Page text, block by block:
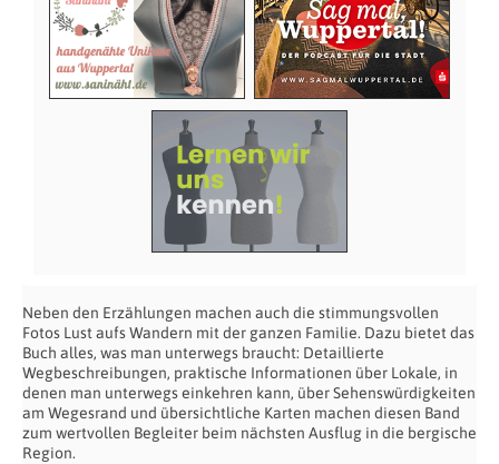
Neben den Erzählungen machen auch die stimmungsvollen
Fotos Lust aufs Wandern mit der ganzen Familie. Dazu bietet das
Buch alles, was man unterwegs braucht: Detaillierte
Wegbeschreibungen, praktische Informationen über Lokale, in
denen man unterwegs einkehren kann, über Sehenswürdigkeiten
am Wegesrand und übersichtliche Karten machen diesen Band
zum wertvollen Begleiter beim nächsten Ausflug in die bergische
Region.